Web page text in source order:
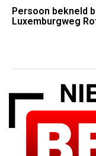
Persoon bekneld
Luxemburgweg